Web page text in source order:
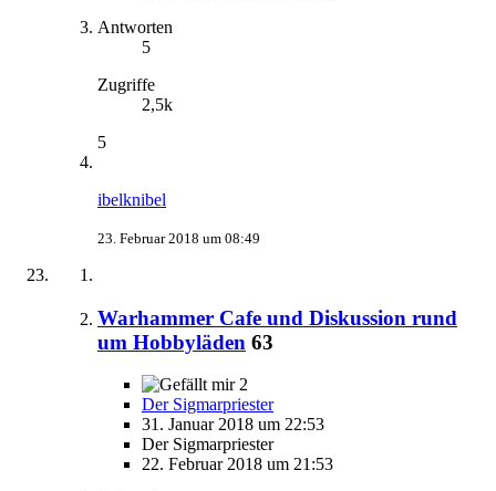
Antworten
5
Zugriffe
2,5k
5
ibelknibel
23. Februar 2018 um 08:49
Warhammer Cafe und Diskussion rund
um Hobbyläden 63
2
Der Sigmarpriester
31. Januar 2018 um 22:53
Der Sigmarpriester
22. Februar 2018 um 21:53